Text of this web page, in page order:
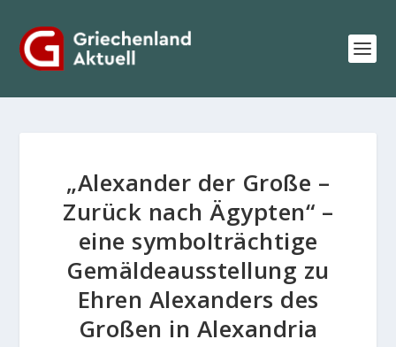
„Alexander der Große –
Zurück nach Ägypten“ –
eine symbolträchtige
Gemäldeausstellung zu
Ehren Alexanders des
Großen in Alexandria